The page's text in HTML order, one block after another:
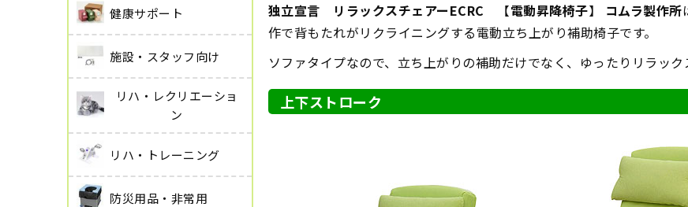
健康サポート
施設・スタッフ向け
リハ・レクリエーショ
ン
リハ・トレーニング
防災用品・非常用
独立宣言 リラックスチェアーECRC 【電動昇降椅子】 コムラ製作所
作で背もたれがリクライニングする電動立ち上がり補助椅子です。
ソファタイプなので、立ち上がりの補助だけでなく、ゆったりリラック
上下ストローク